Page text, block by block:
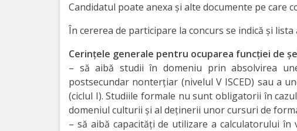
Primar
Aparatul
primăriei
Regulamentul
Candidatul poate anexa şi alte documente pe care
În cererea de participare la concurs se indică şi
Cerințele generale pentru ocuparea funcției de
– să aibă studii în domeniu prin absolvirea
postsecundar nonterțiar (nivelul V ISCED) sau a
(ciclul I). Studiile formale nu sunt obligatorii în
domeniul culturii și al deținerii unor cursuri de
– să aibă capacități de utilizare a calculatorului